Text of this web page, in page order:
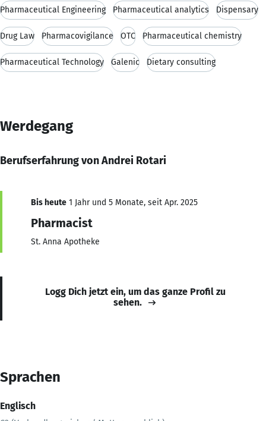
Pharmaceutical Engineering Pharmaceutical analytics Dispensary
Drug Law Pharmacovigilance OTC Pharmaceutical chemistry
Pharmaceutical Technology Galenic Dietary consulting
Werdegang
Berufserfahrung von Andrei Rotari
Bis heute 1 Jahr und 5 Monate, seit Apr. 2025
Pharmacist
St. Anna Apotheke
Logg Dich jetzt ein, um das ganze Profil zu
sehen.
Sprachen
Englisch